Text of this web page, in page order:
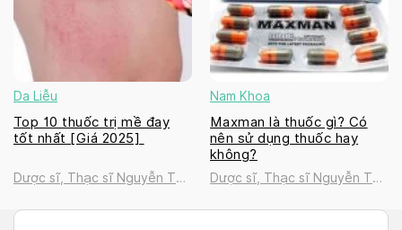
Da Liễu
Top 10 thuốc trị mề đay
tốt nhất [Giá 2025]
Dược sĩ, Thạc sĩ Nguyễn Thị
Nam Khoa
Maxman là thuốc gì? Có
nên sử dụng thuốc hay
không?
Dược sĩ, Thạc sĩ Nguyễn Thị